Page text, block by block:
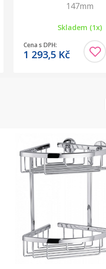
147mm
Skladem (1x)
Cena s DPH:
1 293,5 Kč